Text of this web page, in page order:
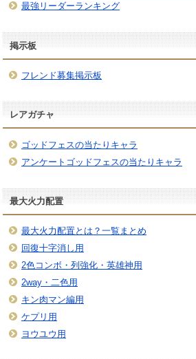
最強リーダーランキング
掲示板
フレンド募集掲示板
レアガチャ
ゴッドフェスの当たりキャラ
アンケートゴッドフェスの当たりキャラ
最大火力配置
最大火力配置とは？一覧まとめ
回復十字消し用
2色コンボ・列強化・英雄神用
2way・二色用
キン肉マン編用
ケプリ用
ヨウユウ用